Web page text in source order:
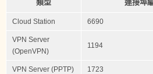
類型 連接埠
Cloud Station 6690
VPN Server
(OpenVPN)
1194
VPN Server (PPTP) 1723